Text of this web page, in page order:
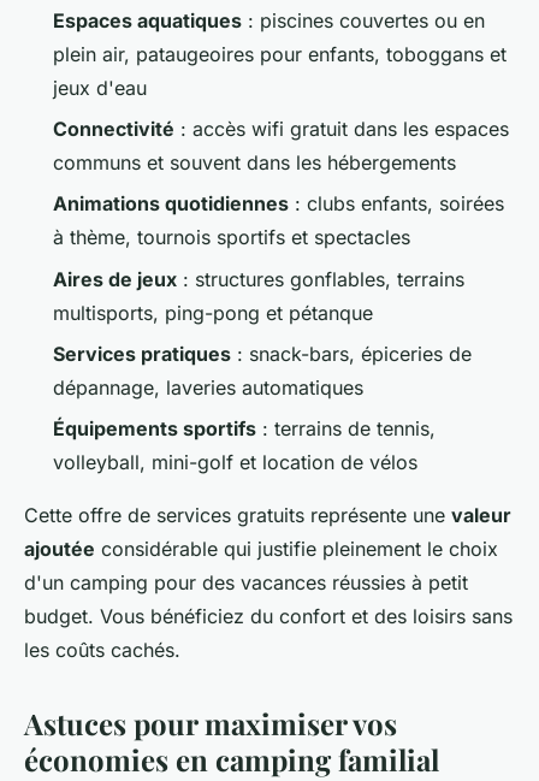
Espaces aquatiques : piscines couvertes ou en
plein air, pataugeoires pour enfants, toboggans et
jeux d'eau
Connectivité : accès wifi gratuit dans les espaces
communs et souvent dans les hébergements
Animations quotidiennes : clubs enfants, soirées
à thème, tournois sportifs et spectacles
Aires de jeux : structures gonflables, terrains
multisports, ping-pong et pétanque
Services pratiques : snack-bars, épiceries de
dépannage, laveries automatiques
Équipements sportifs : terrains de tennis,
volleyball, mini-golf et location de vélos
Cette offre de services gratuits représente une valeur
ajoutée considérable qui justifie pleinement le choix
d'un camping pour des vacances réussies à petit
budget. Vous bénéficiez du confort et des loisirs sans
les coûts cachés.
Astuces pour maximiser vos
économies en camping familial